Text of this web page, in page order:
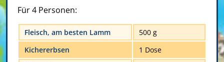
Für 4 Personen:
Fleisch, am besten Lamm
500 g
Kichererbsen
1 Dose